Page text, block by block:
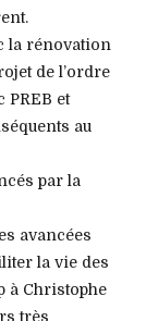
la rénovation
de l’ordre
PREB et
au
par la
avancées
la vie des
à Christophe
très